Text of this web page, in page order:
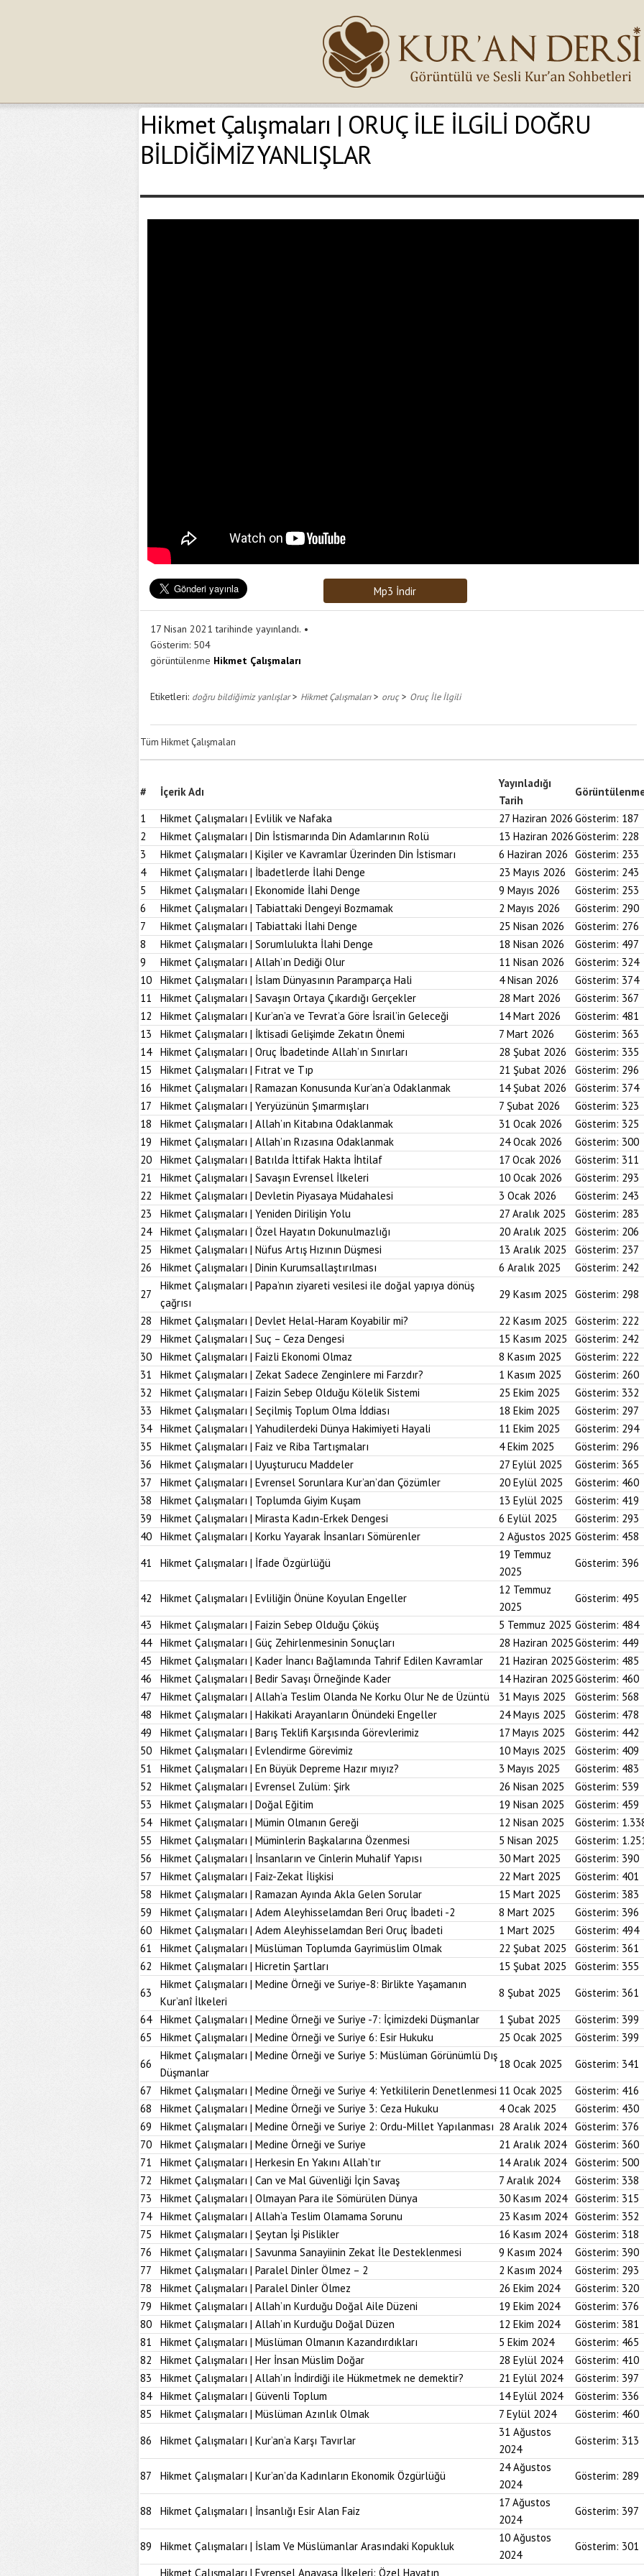
Hikmet Çalışmaları | ORUÇ İLE İLGİLİ DOĞRU
BİLDİĞİMİZ YANLIŞLAR
Mp3 İndir
17 Nisan 2021 tarihinde yayınlandı.
Gösterim: 504
görüntülenme Hikmet Çalışmaları
Etiketleri: doğru bildiğimiz yanlışlar> Hikmet Çalışmaları> oruç> Oruç İle İlgili
Tüm Hikmet Çalışmaları
# İçerik Adı
Yayınladığı
Tarih
1
Hikmet Çalışmaları | Evlilik ve Nafaka 27 Haziran 2026 Gösterim: 187
2
Hikmet Çalışmaları | Din İstismarında Din Adamlarının Rolü 13 Haziran 2026Gösterim: 228
3
Hikmet Çalışmaları | Kişiler ve Kavramlar Üzerinden Din İstismarı 6 Haziran 2026 Gösterim: 233
4
Hikmet Çalışmaları | İbadetlerde İlahi Denge 23 Mayıs 2026 Gösterim: 243
5
Hikmet Çalışmaları | Ekonomide İlahi Denge 9 Mayıs 2026 Gösterim: 253
6
Hikmet Çalışmaları | Tabiattaki Dengeyi Bozmamak 2 Mayıs 2026 Gösterim: 290
7
Hikmet Çalışmaları | Tabiattaki İlahi Denge 25 Nisan 2026 Gösterim: 276
8
Hikmet Çalışmaları | Sorumlulukta İlahi Denge 18 Nisan 2026 Gösterim: 497
9
Hikmet Çalışmaları | Allah’ın Dediği Olur 11 Nisan 2026 Gösterim: 324
10
Hikmet Çalışmaları | İslam Dünyasının Paramparça Hali 4 Nisan 2026 Gösterim: 374
11
Hikmet Çalışmaları | Savaşın Ortaya Çıkardığı Gerçekler 28 Mart 2026 Gösterim: 367
12
Hikmet Çalışmaları | Kur’an’a ve Tevrat’a Göre İsrail’in Geleceği 14 Mart 2026 Gösterim: 481
13
Hikmet Çalışmaları | İktisadi Gelişimde Zekatın Önemi 7 Mart 2026 Gösterim: 363
14
Hikmet Çalışmaları | Oruç İbadetinde Allah’ın Sınırları 28 Şubat 2026 Gösterim: 335
15
Hikmet Çalışmaları | Fıtrat ve Tıp 21 Şubat 2026 Gösterim: 296
16
Hikmet Çalışmaları | Ramazan Konusunda Kur’an’a Odaklanmak 14 Şubat 2026 Gösterim: 374
17
Hikmet Çalışmaları | Yeryüzünün Şımarmışları 7 Şubat 2026 Gösterim: 323
18
Hikmet Çalışmaları | Allah’ın Kitabına Odaklanmak 31 Ocak 2026 Gösterim: 325
19
Hikmet Çalışmaları | Allah’ın Rızasına Odaklanmak 24 Ocak 2026 Gösterim: 300
20
Hikmet Çalışmaları | Batılda İttifak Hakta İhtilaf 17 Ocak 2026 Gösterim: 311
21
Hikmet Çalışmaları | Savaşın Evrensel İlkeleri 10 Ocak 2026 Gösterim: 293
22
Hikmet Çalışmaları | Devletin Piyasaya Müdahalesi 3 Ocak 2026 Gösterim: 243
23
Hikmet Çalışmaları | Yeniden Dirilişin Yolu 27 Aralık 2025 Gösterim: 283
24
Hikmet Çalışmaları | Özel Hayatın Dokunulmazlığı 20 Aralık 2025 Gösterim: 206
25
Hikmet Çalışmaları | Nüfus Artış Hızının Düşmesi 13 Aralık 2025 Gösterim: 237
26
Hikmet Çalışmaları | Dinin Kurumsallaştırılması 6 Aralık 2025 Gösterim: 242
27
Hikmet Çalışmaları | Papa’nın ziyareti vesilesi ile doğal yapıya dönüş
çağrısı
29 Kasım 2025 Gösterim: 298
28
Hikmet Çalışmaları | Devlet Helal-Haram Koyabilir mi? 22 Kasım 2025 Gösterim: 222
29
Hikmet Çalışmaları | Suç – Ceza Dengesi 15 Kasım 2025 Gösterim: 242
30
Hikmet Çalışmaları | Faizli Ekonomi Olmaz 8 Kasım 2025 Gösterim: 222
31
Hikmet Çalışmaları | Zekat Sadece Zenginlere mi Farzdır? 1 Kasım 2025 Gösterim: 260
32
Hikmet Çalışmaları | Faizin Sebep Olduğu Kölelik Sistemi 25 Ekim 2025 Gösterim: 332
33
Hikmet Çalışmaları | Seçilmiş Toplum Olma İddiası 18 Ekim 2025 Gösterim: 297
34
Hikmet Çalışmaları | Yahudilerdeki Dünya Hakimiyeti Hayali 11 Ekim 2025 Gösterim: 294
35
Hikmet Çalışmaları | Faiz ve Riba Tartışmaları 4 Ekim 2025 Gösterim: 296
36
Hikmet Çalışmaları | Uyuşturucu Maddeler 27 Eylül 2025 Gösterim: 365
37
Hikmet Çalışmaları | Evrensel Sorunlara Kur’an’dan Çözümler 20 Eylül 2025 Gösterim: 460
38
Hikmet Çalışmaları | Toplumda Giyim Kuşam 13 Eylül 2025 Gösterim: 419
39
Hikmet Çalışmaları | Mirasta Kadın-Erkek Dengesi 6 Eylül 2025 Gösterim: 293
40
Hikmet Çalışmaları | Korku Yayarak İnsanları Sömürenler 2 Ağustos 2025 Gösterim: 458
41
Hikmet Çalışmaları | İfade Özgürlüğü
19 Temmuz
2025
Gösterim: 396
42 Hikmet Çalışmaları | Evliliğin Önüne Koyulan Engeller
12 Temmuz
2025
Gösterim: 495
43
Hikmet Çalışmaları | Faizin Sebep Olduğu Çöküş 5 Temmuz 2025 Gösterim: 484
44
Hikmet Çalışmaları | Güç Zehirlenmesinin Sonuçları 28 Haziran 2025Gösterim: 449
45
Hikmet Çalışmaları | Kader İnancı Bağlamında Tahrif Edilen Kavramlar 21 Haziran 2025Gösterim: 485
46
Hikmet Çalışmaları | Bedir Savaşı Örneğinde Kader 14 Haziran 2025Gösterim: 460
47
Hikmet Çalışmaları | Allah’a Teslim Olanda Ne Korku Olur Ne de Üzüntü 31 Mayıs 2025 Gösterim: 568
48
Hikmet Çalışmaları | Hakikati Arayanların Önündeki Engeller 24 Mayıs 2025 Gösterim: 478
49
Hikmet Çalışmaları | Barış Teklifi Karşısında Görevlerimiz 17 Mayıs 2025 Gösterim: 442
50
Hikmet Çalışmaları | Evlendirme Görevimiz 10 Mayıs 2025 Gösterim: 409
51
Hikmet Çalışmaları | En Büyük Depreme Hazır mıyız? 3 Mayıs 2025 Gösterim: 483
52
Hikmet Çalışmaları | Evrensel Zulüm: Şirk 26 Nisan 2025 Gösterim: 539
53
Hikmet Çalışmaları | Doğal Eğitim 19 Nisan 2025 Gösterim: 459
54
Hikmet Çalışmaları | Mümin Olmanın Gereği 12 Nisan 2025 Gösterim:
55
Hikmet Çalışmaları | Müminlerin Başkalarına Özenmesi 5 Nisan 2025 Gösterim:
56
Hikmet Çalışmaları | İnsanların ve Cinlerin Muhalif Yapısı 30 Mart 2025 Gösterim: 390
57
Hikmet Çalışmaları | Faiz-Zekat İlişkisi 22 Mart 2025 Gösterim: 401
58
Hikmet Çalışmaları | Ramazan Ayında Akla Gelen Sorular 15 Mart 2025 Gösterim: 383
59
Hikmet Çalışmaları | Adem Aleyhisselamdan Beri Oruç İbadeti -2 8 Mart 2025 Gösterim: 396
60
Hikmet Çalışmaları | Adem Aleyhisselamdan Beri Oruç İbadeti 1 Mart 2025 Gösterim: 494
61
Hikmet Çalışmaları | Müslüman Toplumda Gayrimüslim Olmak 22 Şubat 2025 Gösterim: 361
62
Hikmet Çalışmaları | Hicretin Şartları 15 Şubat 2025 Gösterim: 355
63
Hikmet Çalışmaları | Medine Örneği ve Suriye-8: Birlikte Yaşamanın
Kur’anî İlkeleri
8 Şubat 2025 Gösterim: 361
64
Hikmet Çalışmaları | Medine Örneği ve Suriye -7: İçimizdeki Düşmanlar 1 Şubat 2025 Gösterim: 399
65
Hikmet Çalışmaları | Medine Örneği ve Suriye 6: Esir Hukuku 25 Ocak 2025 Gösterim: 399
66
Hikmet Çalışmaları | Medine Örneği ve Suriye 5: Müslüman Görünümlü Dış
Düşmanlar
18 Ocak 2025 Gösterim: 341
67
Hikmet Çalışmaları | Medine Örneği ve Suriye 4: Yetkililerin Denetlenmesi 11 Ocak 2025 Gösterim: 416
68
Hikmet Çalışmaları | Medine Örneği ve Suriye 3: Ceza Hukuku 4 Ocak 2025 Gösterim: 430
69
Hikmet Çalışmaları | Medine Örneği ve Suriye 2: Ordu-Millet Yapılanması 28 Aralık 2024 Gösterim: 376
70
Hikmet Çalışmaları | Medine Örneği ve Suriye 21 Aralık 2024 Gösterim: 360
71
Hikmet Çalışmaları | Herkesin En Yakını Allah’tır 14 Aralık 2024 Gösterim: 500
72
Hikmet Çalışmaları | Can ve Mal Güvenliği İçin Savaş 7 Aralık 2024 Gösterim: 338
73
Hikmet Çalışmaları | Olmayan Para ile Sömürülen Dünya 30 Kasım 2024 Gösterim: 315
74
Hikmet Çalışmaları | Allah’a Teslim Olamama Sorunu 23 Kasım 2024 Gösterim: 352
75
Hikmet Çalışmaları | Şeytan İşi Pislikler 16 Kasım 2024 Gösterim: 318
76
Hikmet Çalışmaları | Savunma Sanayiinin Zekat İle Desteklenmesi 9 Kasım 2024 Gösterim: 390
77
Hikmet Çalışmaları | Paralel Dinler Ölmez – 2 2 Kasım 2024 Gösterim: 293
78
Hikmet Çalışmaları | Paralel Dinler Ölmez 26 Ekim 2024 Gösterim: 320
79
Hikmet Çalışmaları | Allah’ın Kurduğu Doğal Aile Düzeni 19 Ekim 2024 Gösterim: 376
80
Hikmet Çalışmaları | Allah’ın Kurduğu Doğal Düzen 12 Ekim 2024 Gösterim: 381
81
Hikmet Çalışmaları | Müslüman Olmanın Kazandırdıkları 5 Ekim 2024 Gösterim: 465
82
Hikmet Çalışmaları | Her İnsan Müslim Doğar 28 Eylül 2024 Gösterim: 410
83
Hikmet Çalışmaları | Allah’ın İndirdiği ile Hükmetmek ne demektir? 21 Eylül 2024 Gösterim: 397
84
Hikmet Çalışmaları | Güvenli Toplum 14 Eylül 2024 Gösterim: 336
85
Hikmet Çalışmaları | Müslüman Azınlık Olmak 7 Eylül 2024 Gösterim: 460
86
Hikmet Çalışmaları | Kur’an’a Karşı Tavırlar
31 Ağustos
2024
Gösterim: 313
87 Hikmet Çalışmaları | Kur’an’da Kadınların Ekonomik Özgürlüğü
24 Ağustos
2024
Gösterim: 289
88 Hikmet Çalışmaları | İnsanlığı Esir Alan Faiz
17 Ağustos
2024
Gösterim: 397
89 Hikmet Çalışmaları | İslam Ve Müslümanlar Arasındaki Kopukluk
10 Ağustos
2024
Gösterim: 301
Hikmet Çalışmaları | Evrensel Anayasa İlkeleri: Özel Hayatın